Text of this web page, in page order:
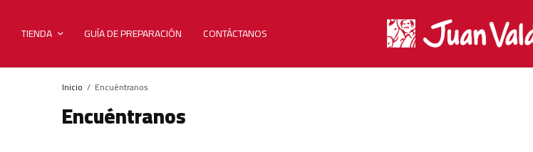
TIENDA GUÍA DE PREPARACIÓN CONTÁCTANOS
Inicio Encuéntranos
Encuéntranos